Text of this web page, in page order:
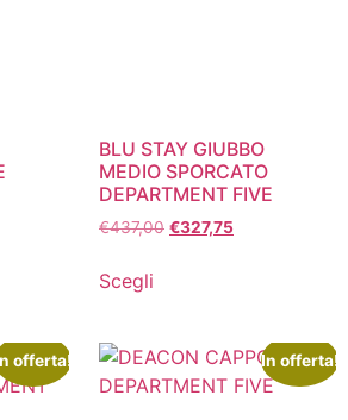
BLU STAY GIUBBO
MEDIO SPORCATO
DEPARTMENT FIVE
€437,00 €327,75
Scegli
offerta! In offerta!